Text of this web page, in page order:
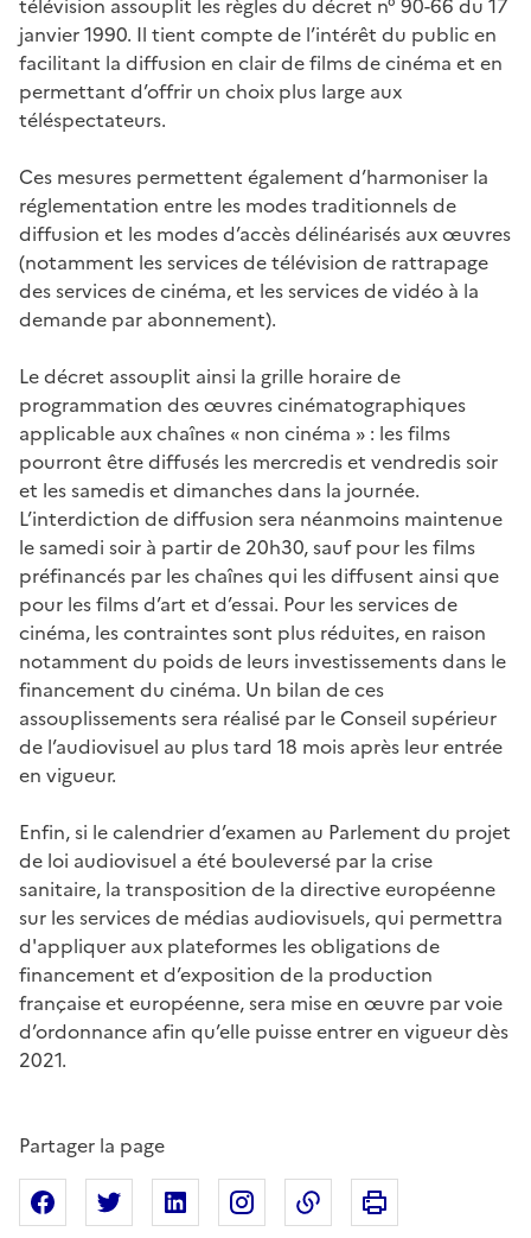
janvier 1990. Il tient compte de l’intérêt du public en
facilitant la diffusion en clair de films de cinéma et en
permettant d’offrir un choix plus large aux
téléspectateurs.
Ces mesures permettent également d’harmoniser la
réglementation entre les modes traditionnels de
diffusion et les modes d’accès délinéarisés aux œuvres
(notamment les services de télévision de rattrapage
des services de cinéma, et les services de vidéo à la
demande par abonnement).
Le décret assouplit ainsi la grille horaire de
programmation des œuvres cinématographiques
applicable aux chaînes « non cinéma » : les films
pourront être diffusés les mercredis et vendredis soir
et les samedis et dimanches dans la journée.
L’interdiction de diffusion sera néanmoins maintenue
le samedi soir à partir de 20h30, sauf pour les films
préfinancés par les chaînes qui les diffusent ainsi que
pour les films d’art et d’essai. Pour les services de
cinéma, les contraintes sont plus réduites, en raison
notamment du poids de leurs investissements dans le
financement du cinéma. Un bilan de ces
assouplissements sera réalisé par le Conseil supérieur
de l’audiovisuel au plus tard 18 mois après leur entrée
en vigueur.
Enfin, si le calendrier d’examen au Parlement du projet
de loi audiovisuel a été bouleversé par la crise
sanitaire, la transposition de la directive européenne
sur les services de médias audiovisuels, qui permettra
d'appliquer aux plateformes les obligations de
financement et d’exposition de la production
française et européenne, sera mise en œuvre par voie
d’ordonnance afin qu’elle puisse entrer en vigueur dès
2021.
Partager la page
Partager sur Facebook
Partager sur XPartager sur Linkedin
Partager sur Instagram
Copier dans le
Imprimer cette